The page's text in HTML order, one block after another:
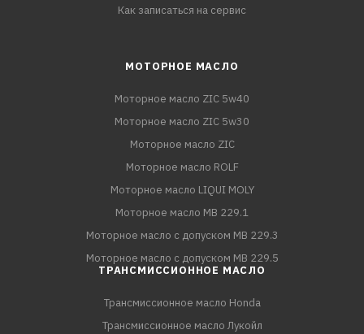
Как записаться на сервис
МОТОРНОЕ МАСЛО
Моторное масло ZIC 5w40
Моторное масло ZIC 5w30
Моторное масло ZIC
Моторное масло ROLF
Моторное масло LIQUI MOLY
Моторное масло MB 229.1
Моторное масло с допуском MB 229.3
Моторное масло с допуском MB 229.5
ТРАНСМИССИОННОЕ МАСЛО
Трансмиссионное масло Honda
Трансмиссионное масло Лукойл